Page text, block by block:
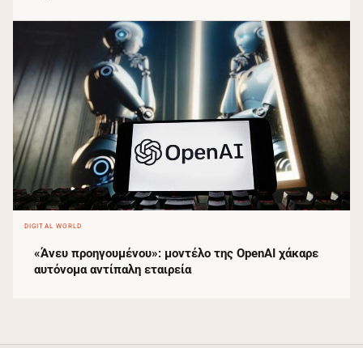
DIGITAL WORLD
«Άνευ προηγουμένου»: μοντέλο της OpenAI χάκαρε
αυτόνομα αντίπαλη εταιρεία